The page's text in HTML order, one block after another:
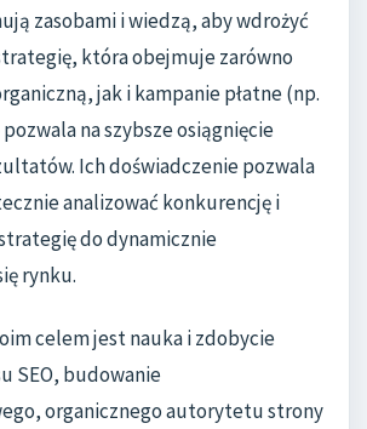
zasobami i wiedzą, aby wdrożyć
która obejmuje zarówno
jak i kampanie płatne (np.
na szybsze osiągnięcie
Ich doświadczenie pozwala
analizować konkurencję i
do dynamicznie
rynku.
celem jest nauka i zdobycie
SEO, budowanie
organicznego autorytetu strony